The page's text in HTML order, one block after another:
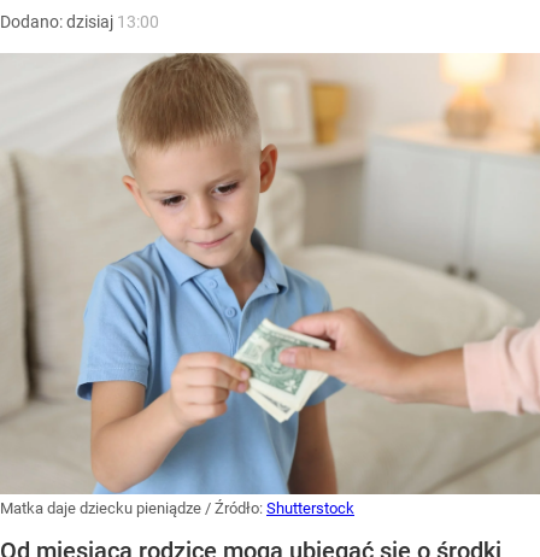
Dodano:dzisiaj 13:00
Matka daje dziecku pieniądze / Źródło: Shutterstock
Od miesiąca rodzice mogą ubiegać się o środki